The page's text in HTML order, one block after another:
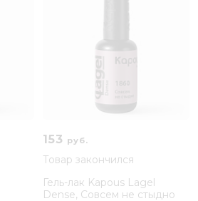
153 руб.
Товар закончился
Гель-лак Kapous Lagel
Dense, Совсем не стыдно